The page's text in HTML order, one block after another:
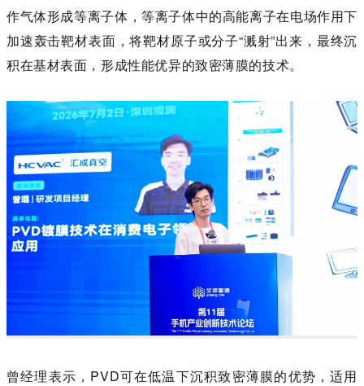
作气体形成等离子体，等离子体中的高能离子在电场作用下
加速轰击靶材表面，将靶材原子或分子“溅射”出来，最终沉
积在基材表面，形成性能优异的致密薄膜的技术。
曾经理表示， PVD可在低温下沉积致密薄膜的优势 ，适用